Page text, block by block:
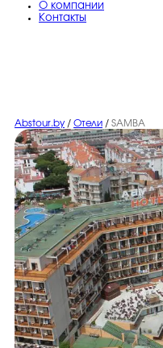
O компании
Контакты
Abstour.by / Отели / SAMBA